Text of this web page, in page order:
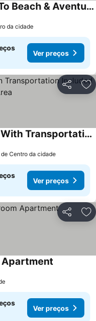
New Stylish 2 Bdrm Mins To Beach & Aventura Mall
da cidade
Ver preços
Partilhar
Brand New Condominium With Transportation Included & Beach Area
de Centro da cidade
Ver preços
Partilhar
Apartment
Ver preços